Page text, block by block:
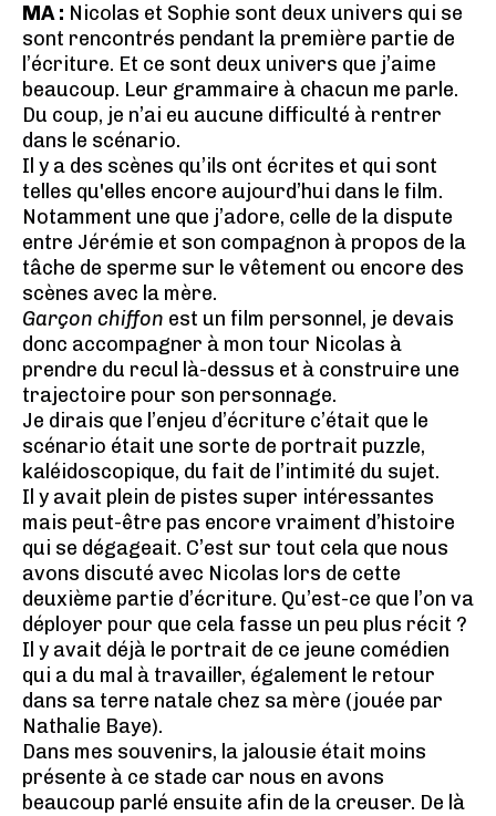
MA : Nicolas et Sophie sont deux univers qui se
sont rencontrés pendant la première partie de
l’écriture. Et ce sont deux univers que j’aime
beaucoup. Leur grammaire à chacun me parle.
Du coup, je n’ai eu aucune difficulté à rentrer
dans le scénario.
Il y a des scènes qu’ils ont écrites et qui sont
telles qu'elles encore aujourd’hui dans le film.
Notamment une que j’adore, celle de la dispute
entre Jérémie et son compagnon à propos de la
tâche de sperme sur le vêtement ou encore des
scènes avec la mère.
Garçon chiffon est un film personnel, je devais
donc accompagner à mon tour Nicolas à
prendre du recul là-dessus et à construire une
trajectoire pour son personnage.
Je dirais que l’enjeu d’écriture c’était que le
scénario était une sorte de portrait puzzle,
kaléidoscopique, du fait de l’intimité du sujet.
Il y avait plein de pistes super intéressantes
mais peut-être pas encore vraiment d’histoire
qui se dégageait. C’est sur tout cela que nous
avons discuté avec Nicolas lors de cette
deuxième partie d’écriture. Qu’est-ce que l’on va
déployer pour que cela fasse un peu plus récit ?
Il y avait déjà le portrait de ce jeune comédien
qui a du mal à travailler, également le retour
dans sa terre natale chez sa mère (jouée par
Nathalie Baye).
Dans mes souvenirs, la jalousie était moins
présente à ce stade car nous en avons
beaucoup parlé ensuite afin de la creuser. De là